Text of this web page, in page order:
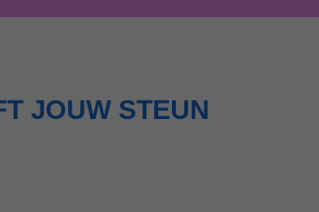
JOUW STEUN